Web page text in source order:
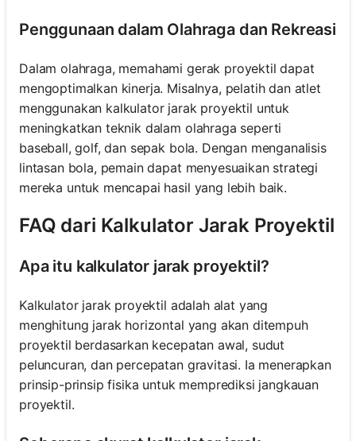
Penggunaan dalam Olahraga dan Rekreasi
Dalam olahraga, memahami gerak proyektil dapat
mengoptimalkan kinerja. Misalnya, pelatih dan atlet
menggunakan kalkulator jarak proyektil untuk
meningkatkan teknik dalam olahraga seperti
baseball, golf, dan sepak bola. Dengan menganalisis
lintasan bola, pemain dapat menyesuaikan strategi
mereka untuk mencapai hasil yang lebih baik.
FAQ dari Kalkulator Jarak Proyektil
Apa itu kalkulator jarak proyektil?
Kalkulator jarak proyektil adalah alat yang
menghitung jarak horizontal yang akan ditempuh
proyektil berdasarkan kecepatan awal, sudut
peluncuran, dan percepatan gravitasi. Ia menerapkan
prinsip-prinsip fisika untuk memprediksi jangkauan
proyektil.